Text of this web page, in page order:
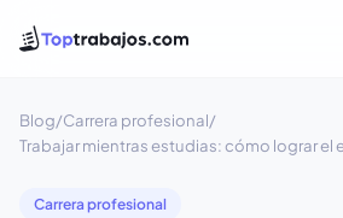
Blog/Carrera profesional/
Trabajar mientras estudias: cómo lograr el
Carrera profesional